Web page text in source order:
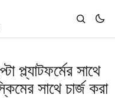
সাথে
সাথে চার্জ করা